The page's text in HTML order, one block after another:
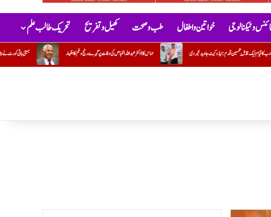
و ٹیکنالوجی خواتین و اطفال طب و صحت کھیل و تفریح تحریک طالب علم
بمبئی ہائی کورٹ نے ہڑتالی ڈاکٹروں کی سرزنش کرتے ہوئے ان سے فوری طور پر کام پر واپس آنے حماس کا ڈاکٹر عبداللہ الخباص کی وفات پر گہرے رنج وغم کااظہار